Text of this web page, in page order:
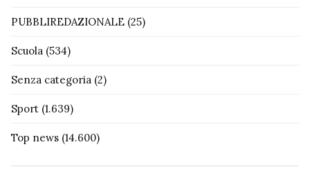
PUBBLIREDAZIONALE (25)
Scuola (534)
Senza categoria (2)
Sport (1.639)
Top news (14.600)